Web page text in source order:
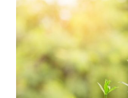
selvfølgel...